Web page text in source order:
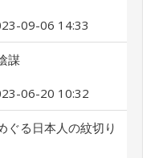
09-06 14:33
謀
06-20 10:32
ぐる日本人の紋切り